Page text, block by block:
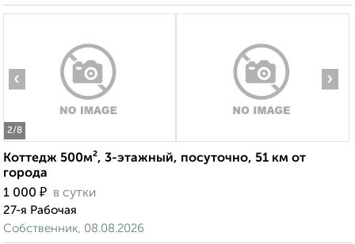
2/8
‹ ›
Коттедж 500м², 3-этажный, посуточно, 51 км от
города
1 000 ₽ в сутки
27-я Рабочая
Собственник, 08.08.2026